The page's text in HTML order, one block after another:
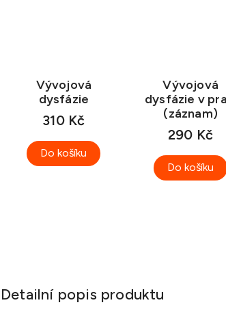
Vývojová
dysfázie
310 Kč
Do košíku
Vývojová
dysfázie v
(záznam)
290 Kč
Do košíku
Detailní popis produktu